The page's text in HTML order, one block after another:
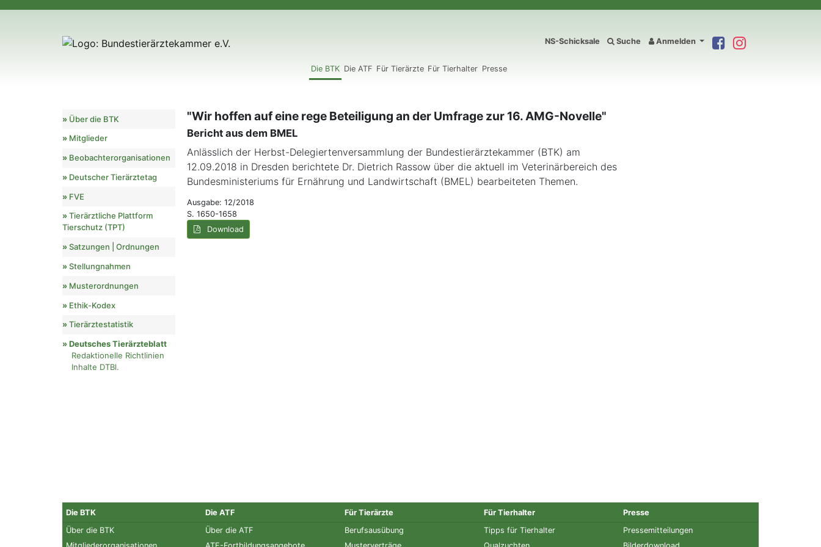
NS-Schicksale Suche Anmelden
Die BTK Die ATF Für Tierärzte Für Tierhalter Presse
Über die BTK
Mitglieder
Beobachterorganisationen
Deutscher Tierärztetag
FVE
Tierärztliche Plattform
Tierschutz (TPT)
Satzungen | Ordnungen
Stellungnahmen
Musterordnungen
Ethik-Kodex
Tierärztestatistik
Deutsches Tierärzteblatt
Redaktionelle Richtlinien
Inhalte DTBl.
"Wir hoffen auf eine rege Beteiligung an der Umfrage zur 16. AMG-Novelle"
Bericht aus dem BMEL
Anlässlich der Herbst-Delegiertenversammlung der Bundestierärztekammer (BTK) am
12.09.2018 in Dresden berichtete Dr. Dietrich Rassow über die aktuell im Veterinärbereich des
Bundesministeriums für Ernährung und Landwirtschaft (BMEL) bearbeiteten Themen.
Ausgabe: 12/2018
S. 1650-1658
Download
Die BTK
Über die BTK
Die ATF
Über die ATF
Für Tierärzte
Berufsausübung
Für Tierhalter
Tipps für Tierhalter
Presse
Pressemitteilungen